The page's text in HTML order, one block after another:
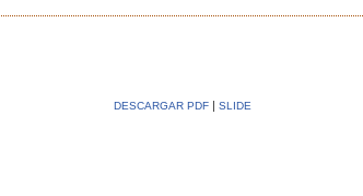
DESCARGAR PDF | SLIDE